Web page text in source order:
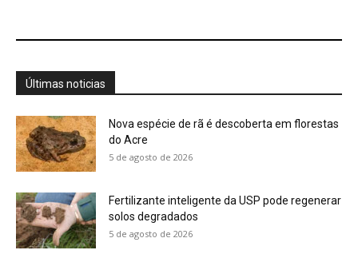
Um simples tapete de musgo escondia
5 de agosto de 2026
5 de agosto de 2026